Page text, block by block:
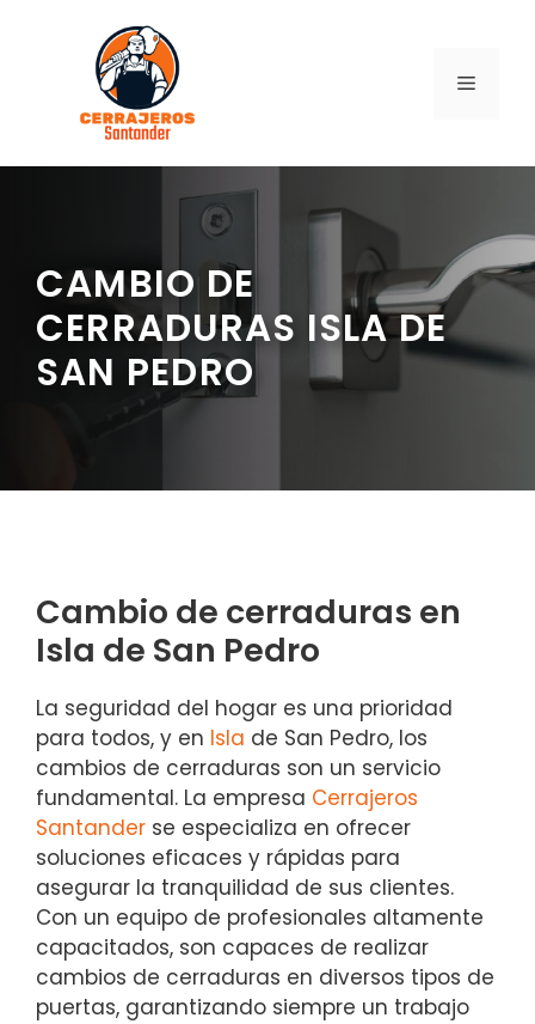
contenido
MENÚ
CAMBIO DE
CERRADURAS ISLA DE
SAN PEDRO
Cambio de cerraduras en
Isla de San Pedro
La seguridad del hogar es una prioridad
para todos, y en Isla de San Pedro, los
cambios de cerraduras son un servicio
fundamental. La empresa Cerrajeros
Santander se especializa en ofrecer
soluciones eficaces y rápidas para
asegurar la tranquilidad de sus clientes.
Con un equipo de profesionales altamente
capacitados, son capaces de realizar
cambios de cerraduras en diversos tipos de
puertas, garantizando siempre un trabajo